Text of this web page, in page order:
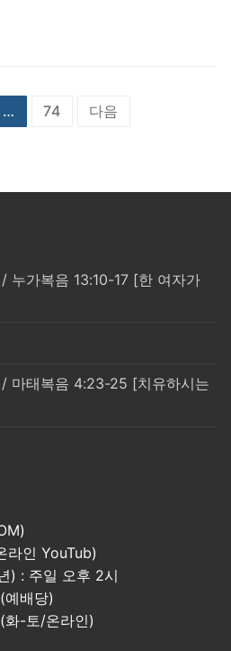
… 74 다음
누가복음 13:10-17 [한 여자가
마태복음 4:23-25 [치유하시는
라인 YouTub)
) : 주일 오후 2시
배당)
화-토/온라인)